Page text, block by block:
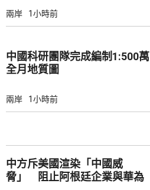
兩岸 1小時前
中國科研團隊完成編制1:500萬
全月地質圖
兩岸 1小時前
中方斥美國渲染「中國威
脅」 阻止阿根廷企業與華為